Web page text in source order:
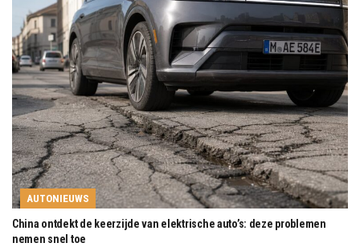
AUTONIEUWS
China ontdekt de keerzijde van elektrische auto’s: deze problemen
nemen snel toe